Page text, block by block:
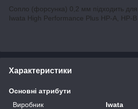
Сопло (форсунка) 0,2 мм підходить
Iwata High Performance Plus HP-A, HP-B
Характеристики
Основні атрибути
Виробник
Iwata